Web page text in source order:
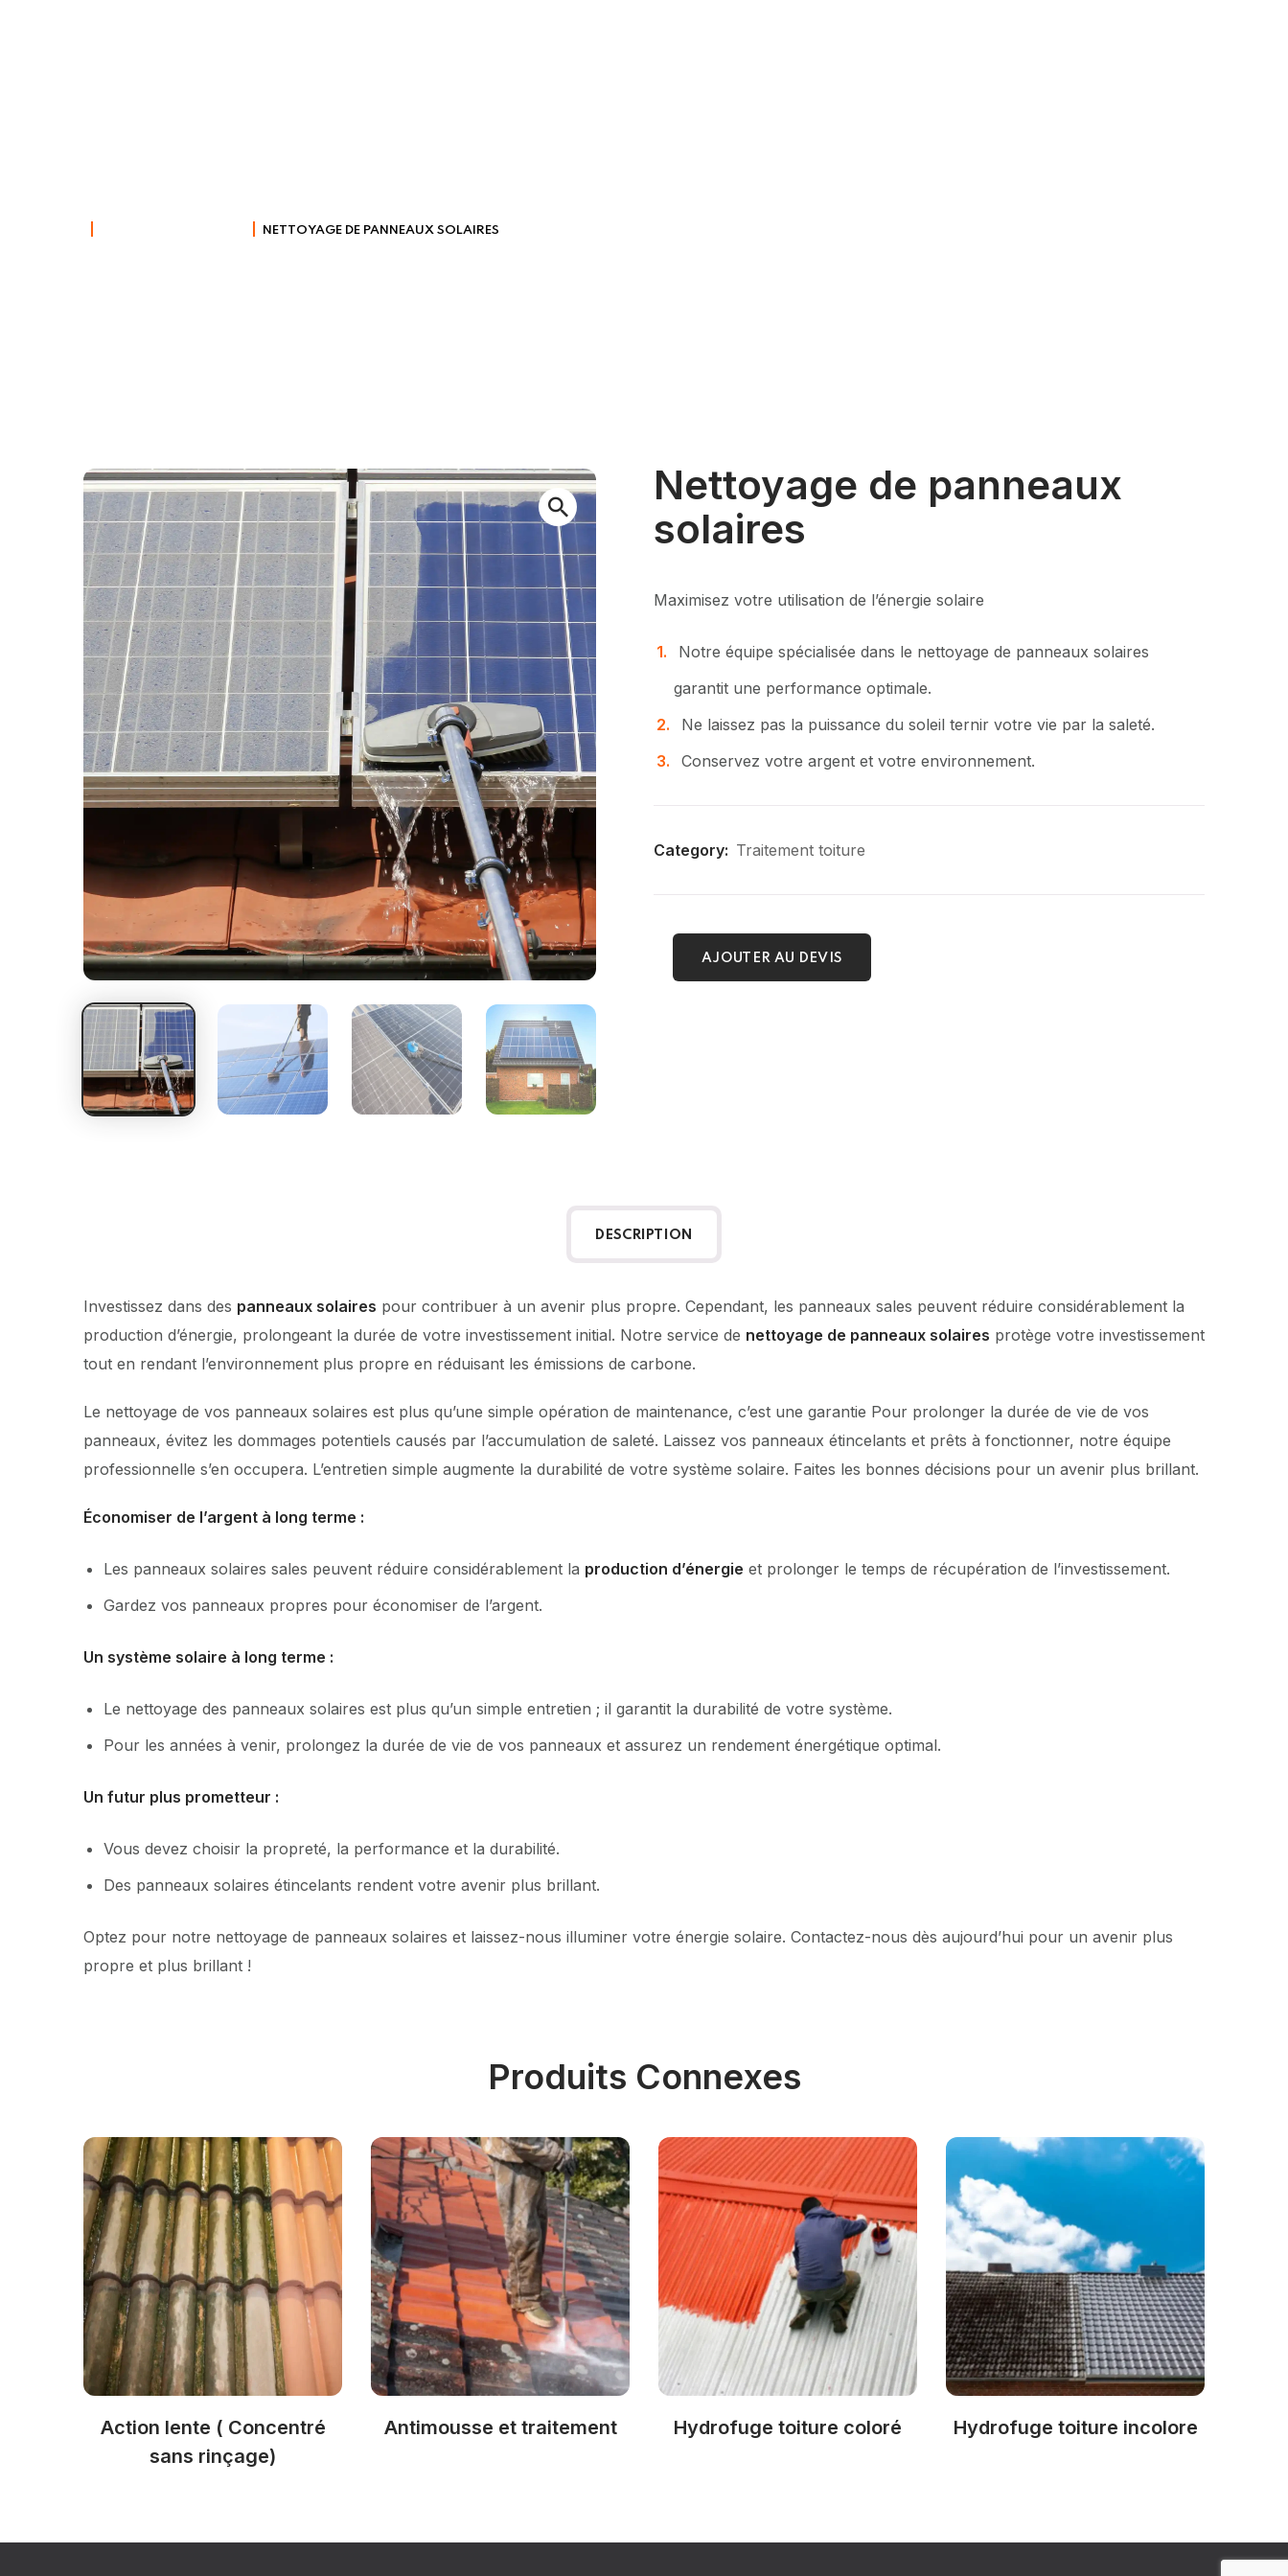
NETTOYAGE DE PANNEAUX SOLAIRES
Nettoyage de panneaux
solaires
Maximisez votre utilisation de l’énergie solaire
Notre équipe spécialisée dans le nettoyage de panneaux solaires
garantit une performance optimale.
Ne laissez pas la puissance du soleil ternir votre vie par la saleté.
Conservez votre argent et votre environnement.
Category: Traitement toiture
AJOUTER AU DEVIS
DESCRIPTION
Investissez dans des panneaux solaires pour contribuer à un avenir plus propre. Cependant, les panneaux sales peuvent réduire considérablement la
production d’énergie, prolongeant la durée de votre investissement initial. Notre service de nettoyage de panneaux solaires protège votre investissement
tout en rendant l’environnement plus propre en réduisant les émissions de carbone.
Le nettoyage de vos panneaux solaires est plus qu’une simple opération de maintenance, c’est une garantie Pour prolonger la durée de vie de vos
panneaux, évitez les dommages potentiels causés par l’accumulation de saleté. Laissez vos panneaux étincelants et prêts à fonctionner, notre équipe
professionnelle s’en occupera. L’entretien simple augmente la durabilité de votre système solaire. Faites les bonnes décisions pour un avenir plus brillant.
Économiser de l’argent à long terme :
Les panneaux solaires sales peuvent réduire considérablement la production d’énergie et prolonger le temps de récupération de l’investissement.
Gardez vos panneaux propres pour économiser de l’argent.
Un système solaire à long terme :
Le nettoyage des panneaux solaires est plus qu’un simple entretien ; il garantit la durabilité de votre système.
Pour les années à venir, prolongez la durée de vie de vos panneaux et assurez un rendement énergétique optimal.
Un futur plus prometteur :
Vous devez choisir la propreté, la performance et la durabilité.
Des panneaux solaires étincelants rendent votre avenir plus brillant.
Optez pour notre nettoyage de panneaux solaires et laissez-nous illuminer votre énergie solaire. Contactez-nous dès aujourd’hui pour un avenir plus
propre et plus brillant !
Produits Connexes
Action lente ( Concentré
sans rinçage)
Antimousse et traitement Hydrofuge toiture coloré Hydrofuge toiture incolore